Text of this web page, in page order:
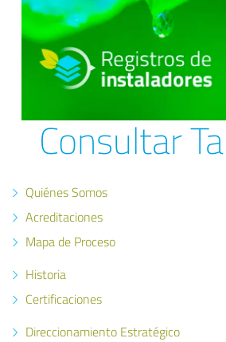
Consultar
Quiénes Somos
Acreditaciones
Mapa de Proceso
Historia
Certificaciones
Direccionamiento Estratégico